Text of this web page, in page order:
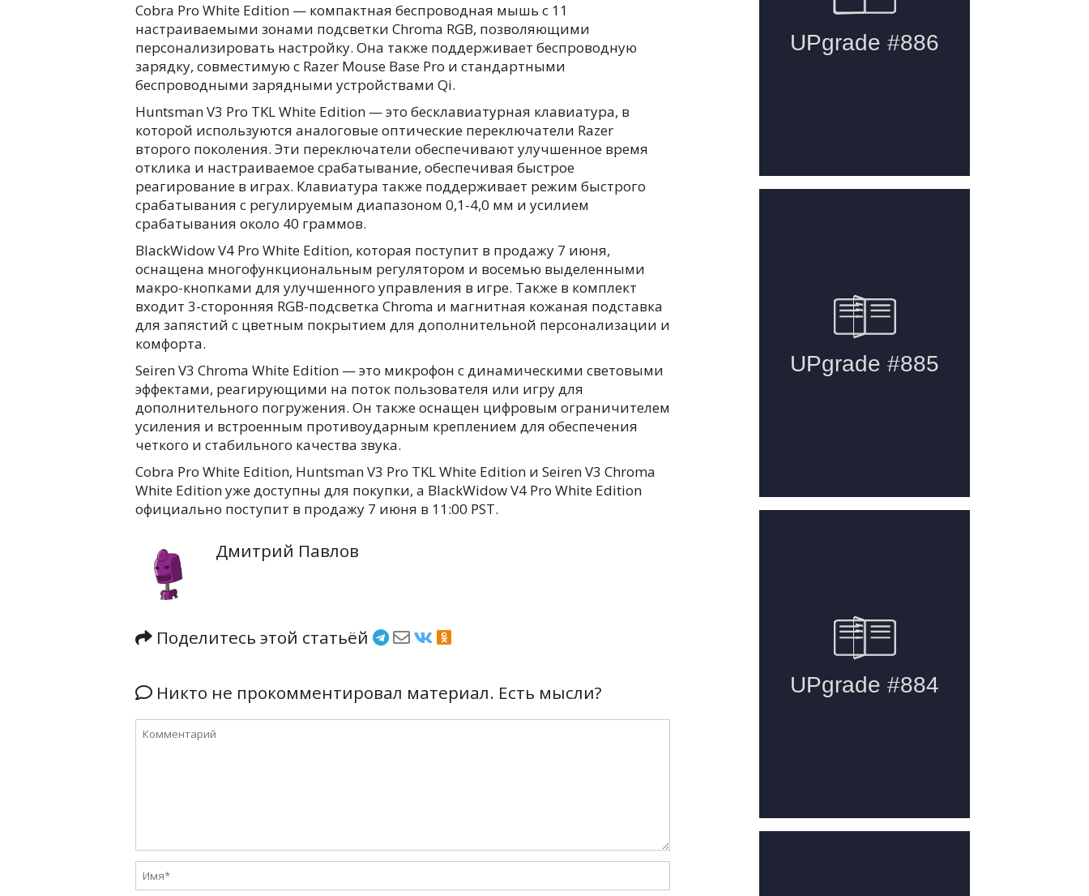
Cobra Pro White Edition — компактная беспроводная мышь с 11
настраиваемыми зонами подсветки Chroma RGB, позволяющими
персонализировать настройку. Она также поддерживает беспроводную
зарядку, совместимую с Razer Mouse Base Pro и стандартными
беспроводными зарядными устройствами Qi.
Huntsman V3 Pro TKL White Edition — это бесклавиатурная клавиатура, в
которой используются аналоговые оптические переключатели Razer
второго поколения. Эти переключатели обеспечивают улучшенное время
отклика и настраиваемое срабатывание, обеспечивая быстрое
реагирование в играх. Клавиатура также поддерживает режим быстрого
срабатывания с регулируемым диапазоном 0,1-4,0 мм и усилием
срабатывания около 40 граммов.
BlackWidow V4 Pro White Edition, которая поступит в продажу 7 июня,
оснащена многофункциональным регулятором и восемью выделенными
макро-кнопками для улучшенного управления в игре. Также в комплект
входит 3-сторонняя RGB-подсветка Chroma и магнитная кожаная подставка
для запястий с цветным покрытием для дополнительной персонализации и
комфорта.
Seiren V3 Chroma White Edition — это микрофон с динамическими световыми
эффектами, реагирующими на поток пользователя или игру для
дополнительного погружения. Он также оснащен цифровым ограничителем
усиления и встроенным противоударным креплением для обеспечения
четкого и стабильного качества звука.
Cobra Pro White Edition, Huntsman V3 Pro TKL White Edition и Seiren V3 Chroma
White Edition уже доступны для покупки, а BlackWidow V4 Pro White Edition
официально поступит в продажу 7 июня в 11:00 PST.
Дмитрий Павлов
Поделитесь этой статьёй
Никто не прокомментировал материал. Есть мысли?